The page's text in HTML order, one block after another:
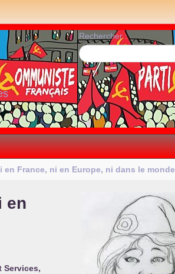
Rechercher :
France, ni en Europe, ni dans le monde
en
Services,